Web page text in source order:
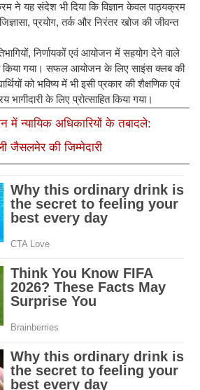
ने यह संदेश भी दिया कि विज्ञान केवल पाठ्यक्रम
प्रयोग, तर्क और निरंतर खोज की जीवन्त
निर्णायकों एवं आयोजन में सहयोग देने वाले
किया गया। सफल आयोजन के लिए साइंस क्लब की
को भविष्य में भी इसी प्रकार की शैक्षणिक एवं
भागीदारी के लिए प्रोत्साहित किया गया।
में न्यायिक अधिकारियों के तबादले:
जैसलमेर की जिम्मेदारी